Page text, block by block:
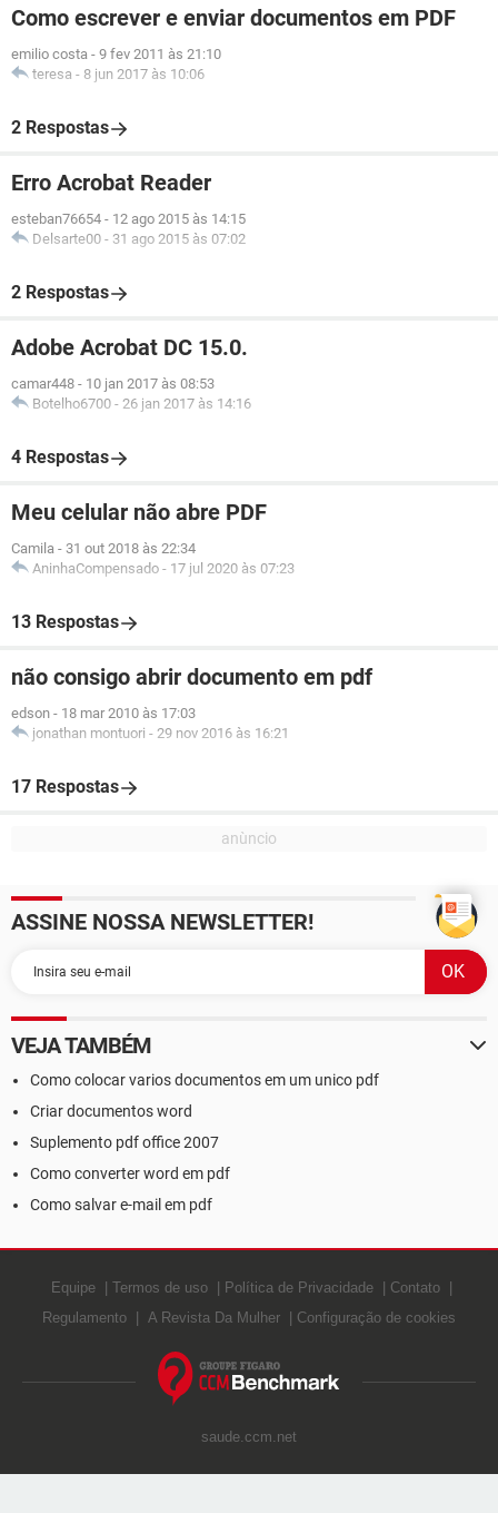
Como escrever e enviar documentos em PDF
emilio costa - 9 fev 2011 às 21:10
teresa - 8 jun 2017 às 10:06
2 Respostas
Erro Acrobat Reader
esteban76654 - 12 ago 2015 às 14:15
Delsarte00 - 31 ago 2015 às 07:02
2 Respostas
Adobe Acrobat DC 15.0.
camar448 - 10 jan 2017 às 08:53
Botelho6700 - 26 jan 2017 às 14:16
4 Respostas
Meu celular não abre PDF
Camila - 31 out 2018 às 22:34
AninhaCompensado - 17 jul 2020 às 07:23
13 Respostas
não consigo abrir documento em pdf
edson - 18 mar 2010 às 17:03
jonathan montuori - 29 nov 2016 às 16:21
17 Respostas
ASSINE NOSSA NEWSLETTER!
VEJA TAMBÉM
Como colocar varios documentos em um unico pdf
Criar documentos word
Suplemento pdf office 2007
Como converter word em pdf
Como salvar e-mail em pdf
Equipe Termos de uso Política de Privacidade
Contato
Regulamento
A Revista Da Mulher Configuração de cookies
saude.ccm.net